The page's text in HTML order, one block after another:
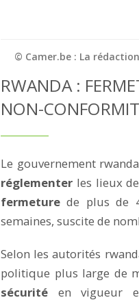
© Camer.be : La rédaction
RWANDA :
NON-
Le gouvernement
réglementer les lieux
fermeture de plus de
semaines, suscite de
Selon les autorités
politique plus large de
sécurité en vigueur